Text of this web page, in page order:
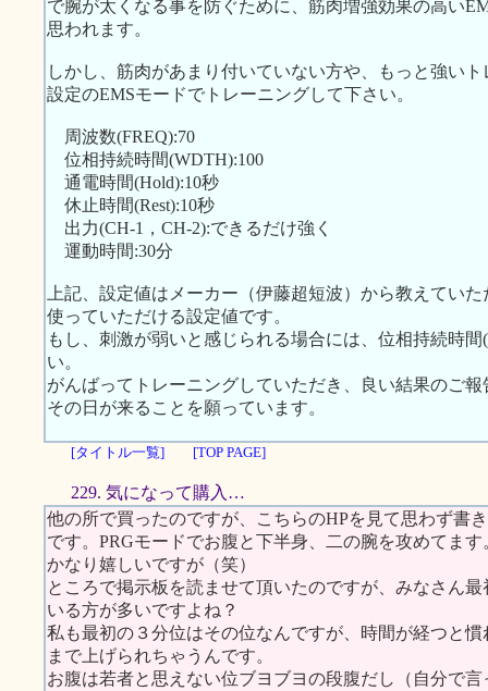
で腕が太くなる事を防ぐために、筋肉増強効果の高い
思われます。
しかし、筋肉があまり付いていない方や、もっと強い
設定のEMSモードでトレーニングして下さい。
周波数(FREQ):70
位相持続時間(WDTH):100
通電時間(Hold):10秒
休止時間(Rest):10秒
出力(CH-1，CH-2):できるだけ強く
運動時間:30分
上記、設定値はメーカー（伊藤超短波）から教えてい
使っていただける設定値です。
もし、刺激が弱いと感じられる場合には、位相持続時
い。
がんばってトレーニングしていただき、良い結果のご
その日が来ることを願っています。
[タイトル一覧] [TOP PAGE]
229. 気になって購入…
他の所で買ったのですが、こちらのHPを見て思わず書
です。PRGモードでお腹と下半身、二の腕を攻めてま
かなり嬉しいですが（笑）
ところで掲示板を読ませて頂いたのですが、みなさん
いる方が多いですよね？
私も最初の３分位はその位なんですが、時間が経つと
まで上げられちゃうんです。
お腹は若者と思えない位ブヨブヨの段腹だし（自分で